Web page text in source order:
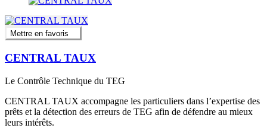
Mettre en favoris
CENTRAL TAUX
Le Contrôle Technique du TEG
CENTRAL TAUX accompagne les particuliers dans l’expertise des
prêts et la détection des erreurs de TEG afin de défendre au mieux
leurs intérêts.